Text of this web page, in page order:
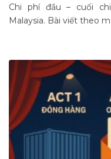
Chi phí đầu – cuối
Malaysia. Bài viết theo